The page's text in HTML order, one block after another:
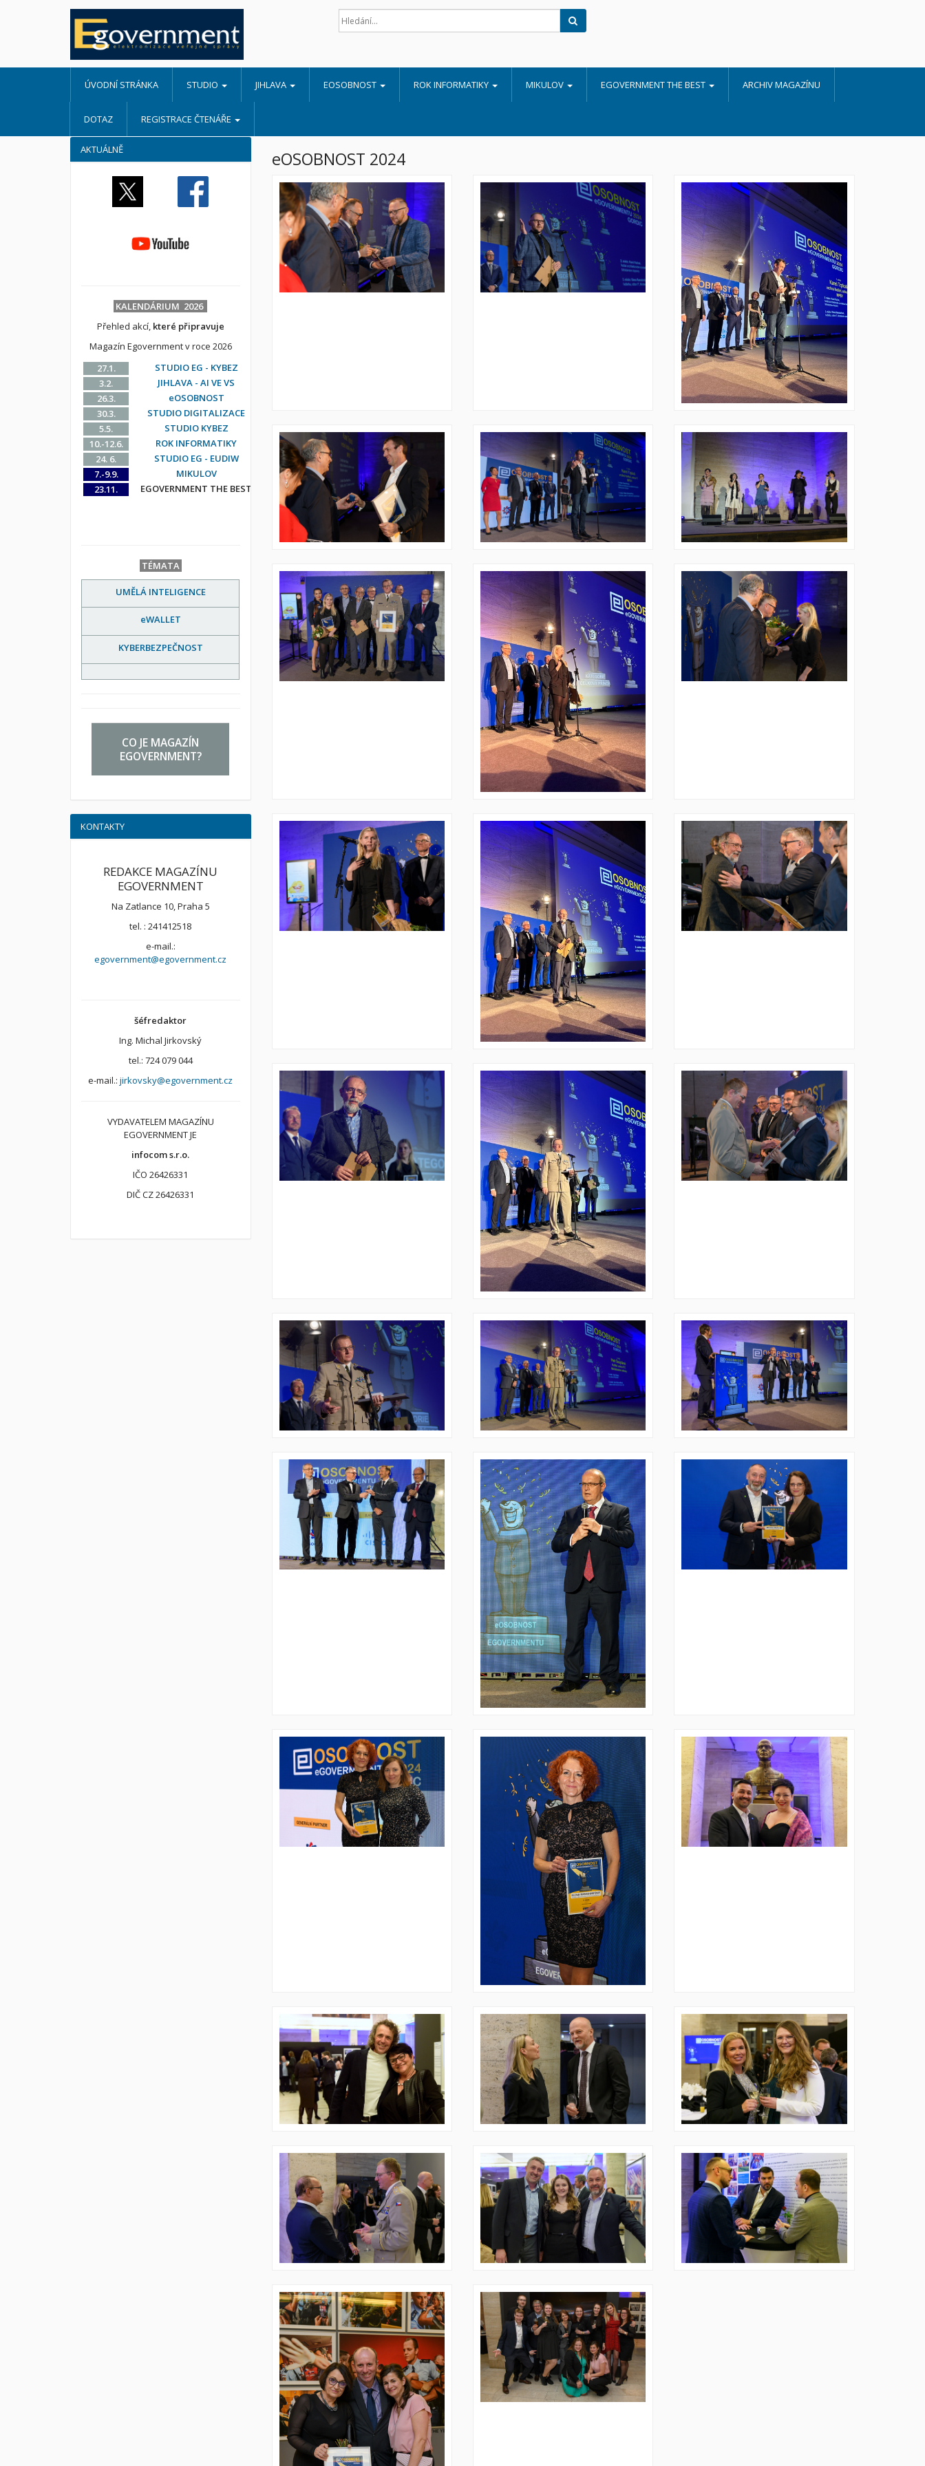
ÚVODNÍ STRÁNKA STUDIO JIHLAVA EOSOBNOST ROK INFORMATIKY MIKULOV EGOVERNMENT THE BEST ARCHIV MAGAZÍNU
DOTAZ REGISTRACE ČTENÁŘE
eOSOBNOST 2024
AKTUÁLNĚ
KALENDÁRIUM 2026
Přehled akcí, které připravuje
Magazín Egovernment v roce 2026
27.1.
STUDIO EG - KYBEZ
3.2.
JIHLAVA - AI VE VS
26.3.
eOSOBNOST
30.3.
STUDIO DIGITALIZACE
5.5.
STUDIO KYBEZ
10.-12.6.
ROK INFORMATIKY
24. 6.
STUDIO EG - EUDIW
7.-9.9.
MIKULOV
23.11.
EGOVERNMENT THE BEST
TÉMATA
UMĚLÁ INTELIGENCE
eWALLET
KYBERBEZPEČNOST
CO JE MAGAZÍN
EGOVERNMENT?
KONTAKTY
REDAKCE MAGAZÍNU
EGOVERNMENT
Na Zatlance 10, Praha 5
tel. : 241412518
e-mail.:
egovernment@egovernment.cz
šéfredaktor
Ing. Michal Jirkovský
tel.: 724 079 044
e-mail.:jirkovsky@egovernment.cz
VYDAVATELEM MAGAZÍNU
EGOVERNMENT JE
infocom s.r.o.
IČO 26426331
DIČ CZ 26426331